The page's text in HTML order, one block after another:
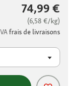
74,99 €
(6,58 €/kg)
frais de livraisons